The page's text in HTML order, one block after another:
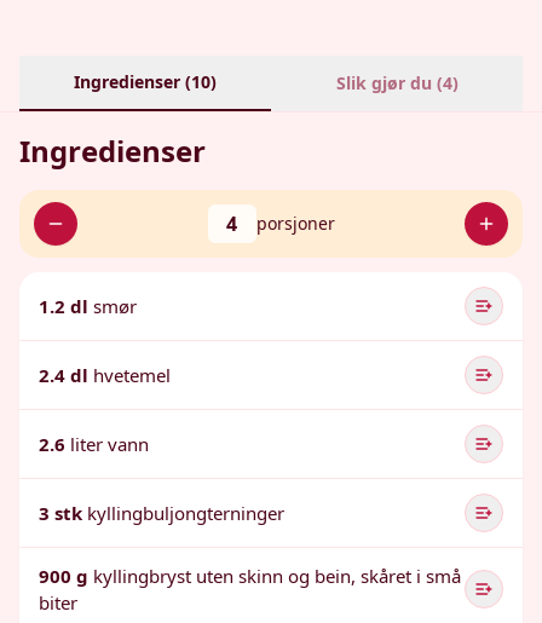
Ingredienser (10) Slik gjør du (4)
Ingredienser
4 porsjoner
1.2 dl smør
2.4 dl hvetemel
2.6 liter vann
3 stk kyllingbuljongterninger
900 g kyllingbryst uten skinn og bein, skåret i små
biter